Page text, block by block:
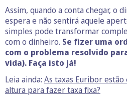
Assim, quando a conta chegar, o
espera e não sentirá aquele
simples pode transformar
com o dinheiro. Se fizer uma
com o problema resolvido
vida). Faça isto já!
Leia ainda: As taxas Euribor estão
altura para fazer taxa fixa?